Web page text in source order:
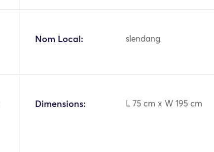
Nom Local: slendang
Dimensions: L 75 cm x W 195 cm